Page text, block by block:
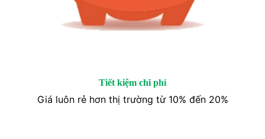
Tiết kiệm chi phí
Giá luôn rẻ hơn thị trường từ 10% đến 20%